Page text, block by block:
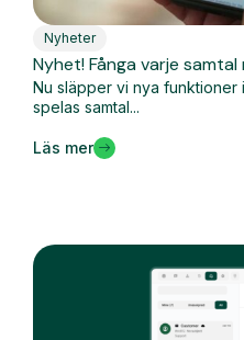
Nyheter
Nyhet! Fånga varje samtal
Nu släpper vi nya funktioner
spelas samtal...
Läs mer